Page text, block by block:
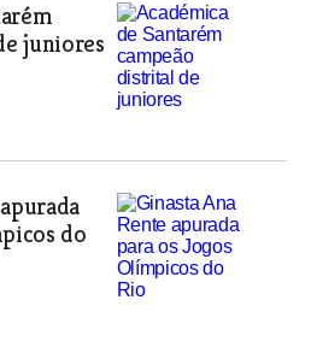
juniores
do